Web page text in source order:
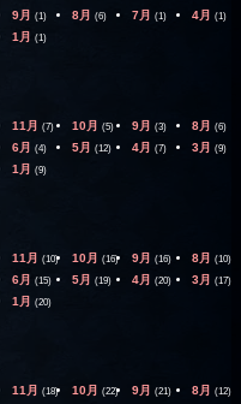
9月 (1) 8月 (6) 7月 (1) 4月 (1)
1月 (1)
11月 (7) 10月 (5) 9月 (3) 8月 (6)
6月 (4) 5月 (12) 4月 (7) 3月 (9)
1月 (9)
11月 (10) 10月 (16) 9月 (16) 8月 (10)
6月 (15) 5月 (19) 4月 (20) 3月 (17)
1月 (20)
11月 (18) 10月 (22) 9月 (21) 8月 (12)